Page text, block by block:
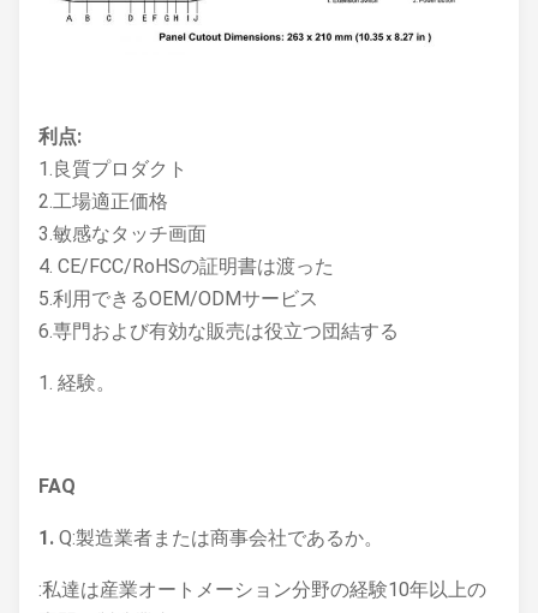
利点:
1.良質プロダクト
2.工場適正価格
3.敏感なタッチ画面
4. CE/FCC/RoHSの証明書は渡った
5.利用できるOEM/ODMサービス
6.専門および有効な販売は役立つ団結する
1. 経験。
FAQ
1. Q:製造業者または商事会社であるか。
:私達は産業オートメーション分野の経験10年以上の